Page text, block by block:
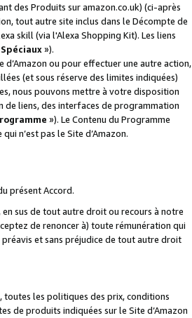
des Produits sur amazon.co.uk) (ci-après
tout autre site inclus dans le Décompte de
skill (via l'Alexa Shopping Kit). Les liens
»).
d’Amazon ou pour effectuer une autre action,
(et sous réserve des limites indiquées)
nous pouvons mettre à votre disposition
de liens, des interfaces de programmation
»). Le Contenu du Programme
n’est pas le Site d’Amazon.
présent Accord.
sus de tout autre droit ou recours à notre
de renoncer à) toute rémunération qui
et sans préjudice de tout autre droit
toutes les politiques des prix, conditions
de produits indiquées sur le Site d’Amazon